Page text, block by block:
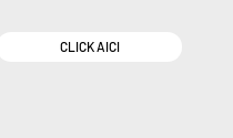
CLICK AICI